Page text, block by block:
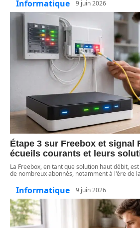
Informatique 9 juin 2026
Étape 3 sur Freebox et signal
écueils courants et leurs
La Freebox, en tant que solution haut débit,
de nombreux abonnés, notamment à l'ère de
Informatique 9 juin 2026